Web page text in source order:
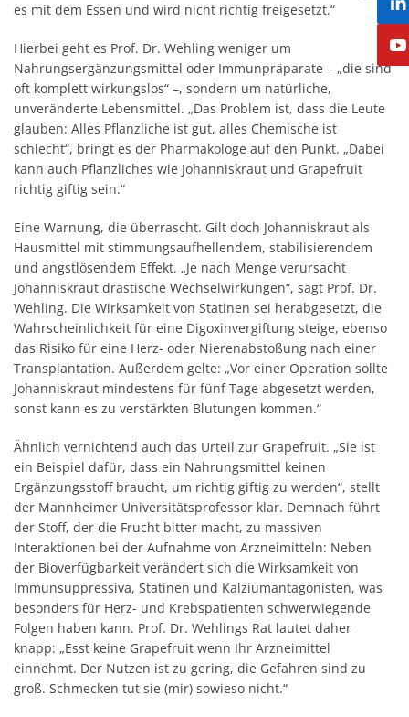
es mit dem Essen und wird nicht richtig freigesetzt.“
Hierbei geht es Prof. Dr. Wehling weniger um
Nahrungsergänzungsmittel oder Immunpräparate – „die sind
oft komplett wirkungslos“ –, sondern um natürliche,
unveränderte Lebensmittel. „Das Problem ist, dass die Leute
glauben: Alles Pflanzliche ist gut, alles Chemische ist
schlecht“, bringt es der Pharmakologe auf den Punkt. „Dabei
kann auch Pflanzliches wie Johanniskraut und Grapefruit
richtig giftig sein.“
Eine Warnung, die überrascht. Gilt doch Johanniskraut als
Hausmittel mit stimmungsaufhellendem, stabilisierendem
und angstlösendem Effekt. „Je nach Menge verursacht
Johanniskraut drastische Wechselwirkungen“, sagt Prof. Dr.
Wehling. Die Wirksamkeit von Statinen sei herabgesetzt, die
Wahrscheinlichkeit für eine Digoxinvergiftung steige, ebenso
das Risiko für eine Herz- oder Nierenabstoßung nach einer
Transplantation. Außerdem gelte: „Vor einer Operation sollte
Johanniskraut mindestens für fünf Tage abgesetzt werden,
sonst kann es zu verstärkten Blutungen kommen.“
Ähnlich vernichtend auch das Urteil zur Grapefruit. „Sie ist
ein Beispiel dafür, dass ein Nahrungsmittel keinen
Ergänzungsstoff braucht, um richtig giftig zu werden“, stellt
der Mannheimer Universitätsprofessor klar. Demnach führt
der Stoff, der die Frucht bitter macht, zu massiven
Interaktionen bei der Aufnahme von Arzneimitteln: Neben
der Bioverfügbarkeit verändert sich die Wirksamkeit von
Immunsuppressiva, Statinen und Kalziumantagonisten, was
besonders für Herz- und Krebspatienten schwerwiegende
Folgen haben kann. Prof. Dr. Wehlings Rat lautet daher
knapp: „Esst keine Grapefruit wenn Ihr Arzneimittel
einnehmt. Der Nutzen ist zu gering, die Gefahren sind zu
groß. Schmecken tut sie (mir) sowieso nicht.“